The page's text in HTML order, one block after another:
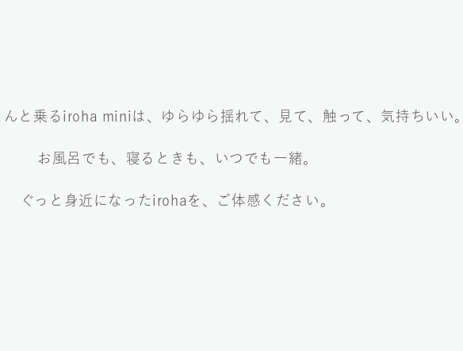
と乗る iroha miniは、 ゆらゆら揺れて、見て、 触って、気持ちいい。
お風呂でも、寝るときも、 いつでも一緒。
ぐっと身近になったirohaを、 ご体感ください。